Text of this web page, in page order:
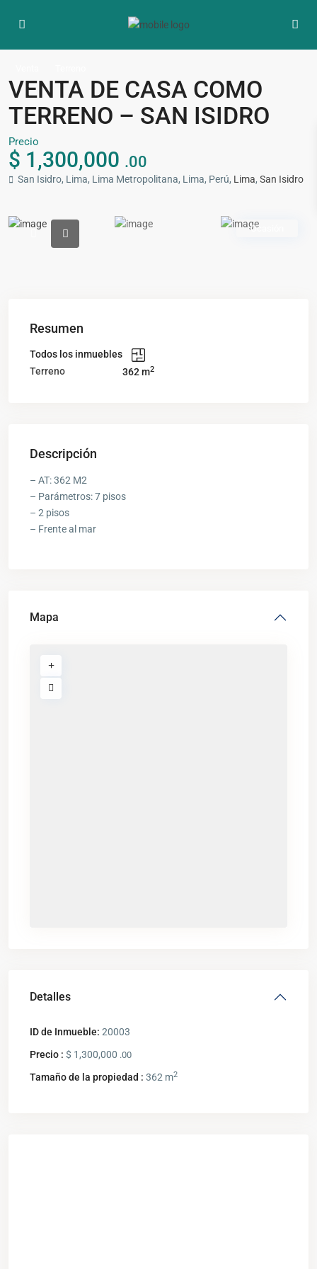
VENTA DE CASA COMO
TERRENO – SAN ISIDRO
Precio
$ 1,300,000 .00
San Isidro, Lima, Lima Metropolitana, Lima, Perú, Lima, San Isidro
Ocasión
Resumen
Todos los inmuebles
Terreno
362 m2
Descripción
– AT: 362 M2
– Parámetros: 7 pisos
– 2 pisos
– Frente al mar
Mapa
Detalles
ID de Inmueble: 20003
Precio : $ 1,300,000 .00
Tamaño de la propiedad : 362 m2